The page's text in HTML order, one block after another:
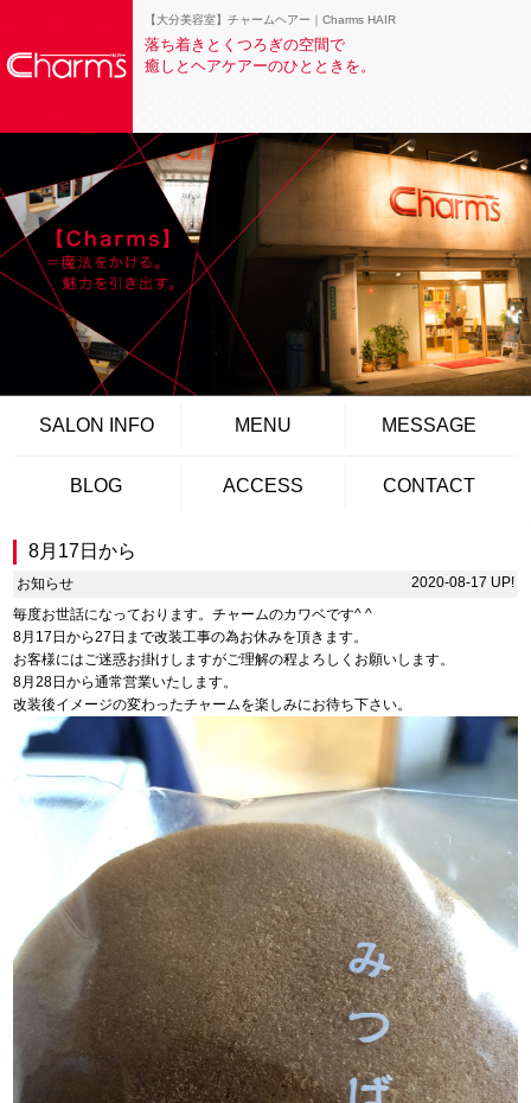
【大分美容室】チャームヘアー｜Charms HAIR
落ち着きとくつろぎの空間で
癒しとヘアケアーのひとときを。
SALON INFO MENU MESSAGE
BLOG ACCESS CONTACT
8月17日から
お知らせ
2020-08-17 UP!
毎度お世話になっております。チャームのカワベです^ ^
8月17日から27日まで改装工事の為お休みを頂きます。
お客様にはご迷惑お掛けしますがご理解の程よろしくお願いします。
8月28日から通常営業いたします。
改装後イメージの変わったチャームを楽しみにお待ち下さい。